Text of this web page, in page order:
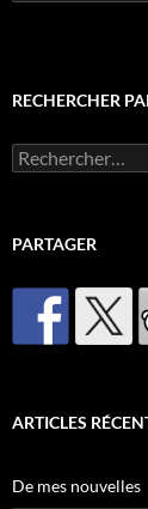
RECHERCHER
Rechercher :
PARTAGER
ARTICLES
De mes nouvelles